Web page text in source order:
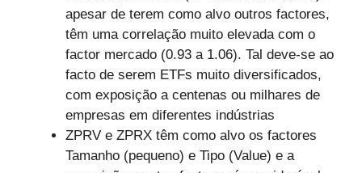
apesar de terem como alvo outros factores,
têm uma correlação muito elevada com o
factor mercado (0.93 a 1.06). Tal deve-se ao
facto de serem ETFs muito diversificados,
com exposição a centenas ou milhares de
empresas em diferentes indústrias
ZPRV e ZPRX têm como alvo os factores
Tamanho (pequeno) e Tipo (Value) e a